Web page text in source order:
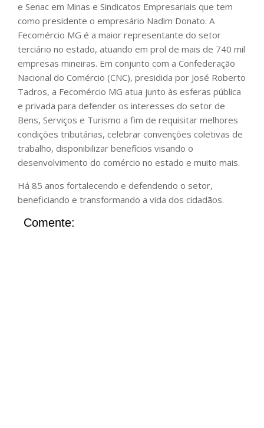
e Senac em Minas e Sindicatos Empresariais que tem
como presidente o empresário Nadim Donato. A
Fecomércio MG é a maior representante do setor
terciário no estado, atuando em prol de mais de 740 mil
empresas mineiras. Em conjunto com a Confederação
Nacional do Comércio (CNC), presidida por José Roberto
Tadros, a Fecomércio MG atua junto às esferas pública
e privada para defender os interesses do setor de
Bens, Serviços e Turismo a fim de requisitar melhores
condições tributárias, celebrar convenções coletivas de
trabalho, disponibilizar benefícios visando o
desenvolvimento do comércio no estado e muito mais.
Há 85 anos fortalecendo e defendendo o setor,
beneficiando e transformando a vida dos cidadãos.
Comente: